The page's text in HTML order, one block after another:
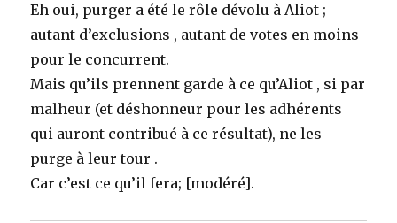
Eh oui, purger a été le rôle dévolu à Aliot ;
autant d’exclusions , autant de votes en moins
pour le concurrent.
Mais qu’ils prennent garde à ce qu’Aliot , si par
malheur (et déshonneur pour les adhérents
qui auront contribué à ce résultat), ne les
purge à leur tour .
Car c’est ce qu’il fera; [modéré].